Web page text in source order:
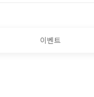
이벤트